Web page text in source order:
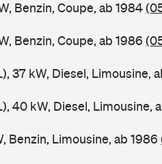
Benzin, Coupe, ab 1984
Benzin, Coupe, ab 1986
37 kW, Diesel, Limousine,
40 kW, Diesel, Limousine,
Benzin, Limousine, ab 1986